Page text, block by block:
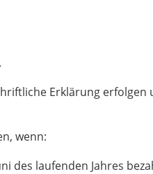
Erklärung
wenn:
des laufenden Jahres